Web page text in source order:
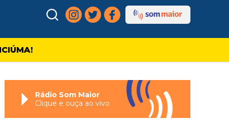
Rádio Som Maior
Clique e ouça ao vivo